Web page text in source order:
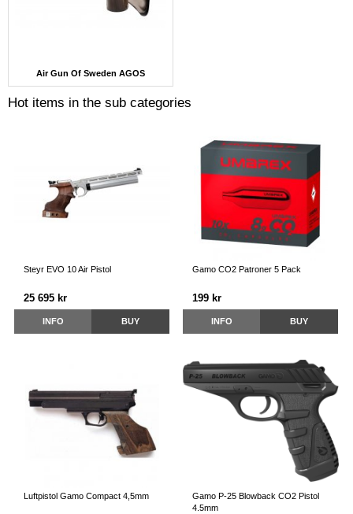
Air Gun Of Sweden AGOS
Hot items in the sub categories
Steyr EVO 10 Air Pistol
25 695 kr
INFO BUY
Gamo CO2 Patroner 5 Pack
199 kr
INFO BUY
Luftpistol Gamo Compact 4,5mm
Gamo P-25 Blowback CO2 Pistol
4.5mm